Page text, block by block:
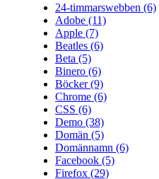
24-timmarswebben (6)
Adobe (11)
Apple (7)
Beatles (6)
Beta (5)
Binero (6)
Böcker(9)
Chrome (6)
CSS (6)
Demo (38)
Domän (5)
Domännamn (6)
Facebook (5)
Firefox (29)